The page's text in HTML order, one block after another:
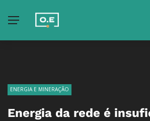
ENERGIA E MINERAÇÃO
Energia da rede é